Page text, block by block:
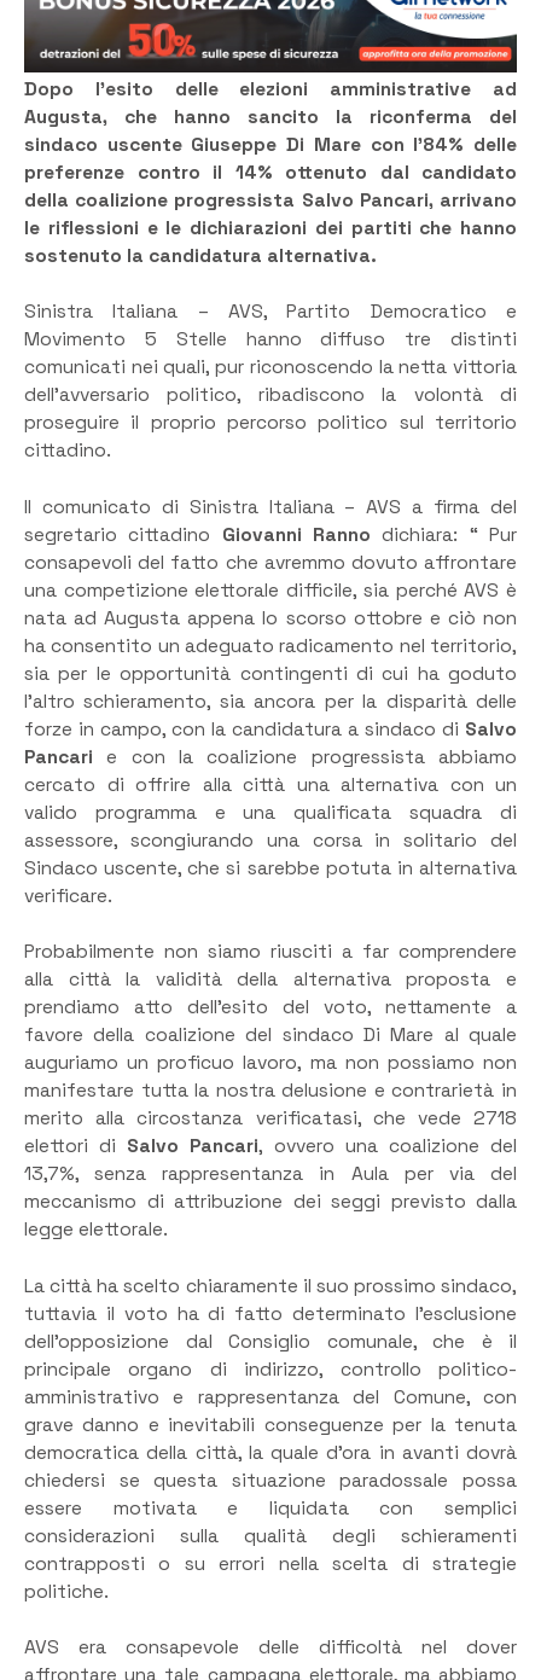
Dopo l’esito delle elezioni amministrative ad
Augusta, che hanno sancito la riconferma del
sindaco uscente Giuseppe Di Mare con l’84% delle
preferenze contro il 14% ottenuto dal candidato
della coalizione progressista Salvo Pancari, arrivano
le riflessioni e le dichiarazioni dei partiti che hanno
sostenuto la candidatura alternativa.
Sinistra Italiana – AVS, Partito Democratico e
Movimento 5 Stelle hanno diffuso tre distinti
comunicati nei quali, pur riconoscendo la netta vittoria
dell’avversario politico, ribadiscono la volontà di
proseguire il proprio percorso politico sul territorio
cittadino.
Il comunicato di Sinistra Italiana – AVS a firma del
segretario cittadino Giovanni Ranno dichiara: “ Pur
consapevoli del fatto che avremmo dovuto affrontare
una competizione elettorale difficile, sia perché AVS è
nata ad Augusta appena lo scorso ottobre e ciò non
ha consentito un adeguato radicamento nel territorio,
sia per le opportunità contingenti di cui ha goduto
l’altro schieramento, sia ancora per la disparità delle
forze in campo, con la candidatura a sindaco di Salvo
Pancari e con la coalizione progressista abbiamo
cercato di offrire alla città una alternativa con un
valido programma e una qualificata squadra di
assessore, scongiurando una corsa in solitario del
Sindaco uscente, che si sarebbe potuta in alternativa
verificare.
Probabilmente non siamo riusciti a far comprendere
alla città la validità della alternativa proposta e
prendiamo atto dell’esito del voto, nettamente a
favore della coalizione del sindaco Di Mare al quale
auguriamo un proficuo lavoro, ma non possiamo non
manifestare tutta la nostra delusione e contrarietà in
merito alla circostanza verificatasi, che vede 2718
elettori di Salvo Pancari, ovvero una coalizione del
13,7%, senza rappresentanza in Aula per via del
meccanismo di attribuzione dei seggi previsto dalla
legge elettorale.
La città ha scelto chiaramente il suo prossimo sindaco,
tuttavia il voto ha di fatto determinato l’esclusione
dell’opposizione dal Consiglio comunale, che è il
principale organo di indirizzo, controllo politico-
amministrativo e rappresentanza del Comune, con
grave danno e inevitabili conseguenze per la tenuta
democratica della città, la quale d’ora in avanti dovrà
chiedersi se questa situazione paradossale possa
essere motivata e liquidata con semplici
considerazioni sulla qualità degli schieramenti
contrapposti o su errori nella scelta di strategie
politiche.
AVS era consapevole delle difficoltà nel dover